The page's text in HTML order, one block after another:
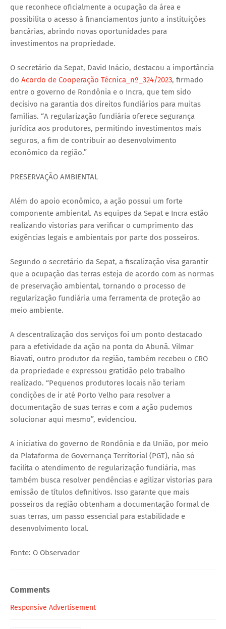
que reconhece oficialmente a ocupação da área e
possibilita o acesso à financiamentos junto a instituições
bancárias, abrindo novas oportunidades para
investimentos na propriedade.
O secretário da Sepat, David Inácio, destacou a importância
do Acordo de Cooperação Técnica_nº_324/2023, firmado
entre o governo de Rondônia e o Incra, que tem sido
decisivo na garantia dos direitos fundiários para muitas
famílias. “A regularização fundiária oferece segurança
jurídica aos produtores, permitindo investimentos mais
seguros, a fim de contribuir ao desenvolvimento
econômico da região.”
PRESERVAÇÃO AMBIENTAL
Além do apoio econômico, a ação possui um forte
componente ambiental. As equipes da Sepat e Incra estão
realizando vistorias para verificar o cumprimento das
exigências legais e ambientais por parte dos posseiros.
Segundo o secretário da Sepat, a fiscalização visa garantir
que a ocupação das terras esteja de acordo com as normas
de preservação ambiental, tornando o processo de
regularização fundiária uma ferramenta de proteção ao
meio ambiente.
A descentralização dos serviços foi um ponto destacado
para a efetividade da ação na ponta do Abunã. Vilmar
Biavati, outro produtor da região, também recebeu o CRO
da propriedade e expressou gratidão pelo trabalho
realizado. “Pequenos produtores locais não teriam
condições de ir até Porto Velho para resolver a
documentação de suas terras e com a ação pudemos
solucionar aqui mesmo”, evidenciou.
A iniciativa do governo de Rondônia e da União, por meio
da Plataforma de Governança Territorial (PGT), não só
facilita o atendimento de regularização fundiária, mas
também busca resolver pendências e agilizar vistorias para
emissão de títulos definitivos. Isso garante que mais
posseiros da região obtenham a documentação formal de
suas terras, um passo essencial para estabilidade e
desenvolvimento local.
Fonte: O Observador
Comments
Responsive Advertisement